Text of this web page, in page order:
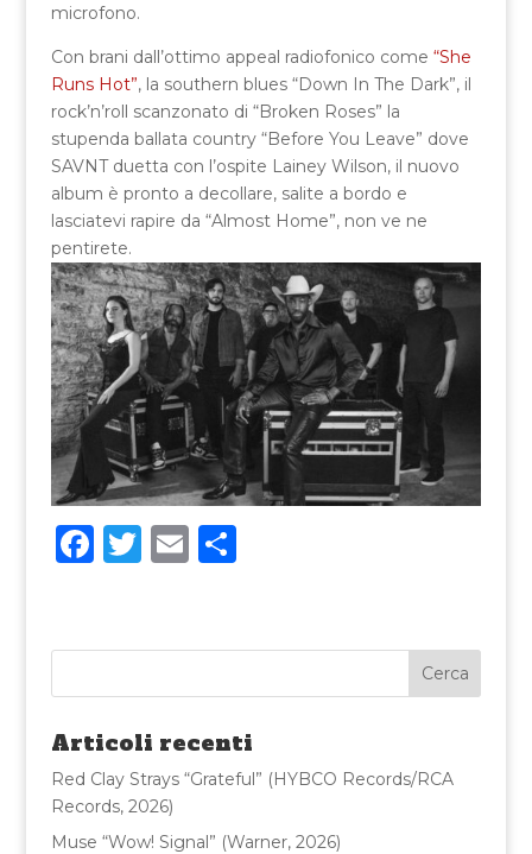
microfono.
Con brani dall’ottimo appeal radiofonico come “She
Runs Hot”, la southern blues “Down In The Dark”, il
rock’n’roll scanzonato di “Broken Roses” la
stupenda ballata country “Before You Leave” dove
SAVNT duetta con l’ospite Lainey Wilson, il nuovo
album è pronto a decollare, salite a bordo e
lasciatevi rapire da “Almost Home”, non ve ne
pentirete.
F
e
b
o
o
k
T
te
r
E
l
C
di
vi
di
Articoli recenti
Red Clay Strays “Grateful” (HYBCO Records/RCA
Records, 2026)
Muse “Wow! Signal” (Warner, 2026)